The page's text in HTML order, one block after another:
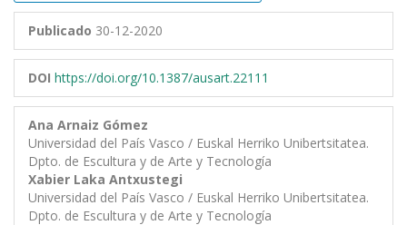
Publicado 30-12-2020
DOI https://doi.org/10.1387/ausart.22111
Ana Arnaiz Gómez
Universidad del País Vasco / Euskal Herriko Unibertsitatea.
Dpto. de Escultura y de Arte y Tecnología
Xabier Laka Antxustegi
Universidad del País Vasco / Euskal Herriko Unibertsitatea.
Dpto. de Escultura y de Arte y Tecnología